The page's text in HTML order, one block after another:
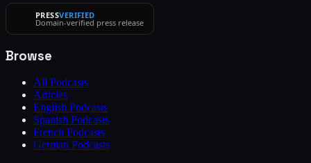
PRESSVERIFIED
Domain-verified press release
Browse
All Podcasts
Articles
English Podcasts
Spanish Podcasts
French Podcasts
German Podcasts